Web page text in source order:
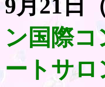
9月21日
ン国際
ートサ